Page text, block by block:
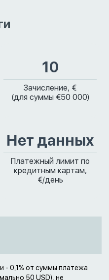
10
Зачисление, €
(для суммы €50 000)
Нет данных
Платежный лимит по
кредитным картам,
€/день
- 0,1% от суммы платежа
50 USD), не